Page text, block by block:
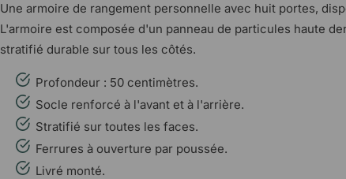
Une armoire de rangement personnelle avec huit portes,
L'armoire est composée d'un panneau de particules haute
stratifié durable sur tous les côtés.
Profondeur : 50 centimètres.
Socle renforcé à l'avant et à l'arrière.
Stratifié sur toutes les faces.
Ferrures à ouverture par poussée.
Livré monté.